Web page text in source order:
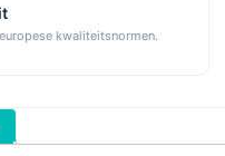
kwaliteitsnormen.